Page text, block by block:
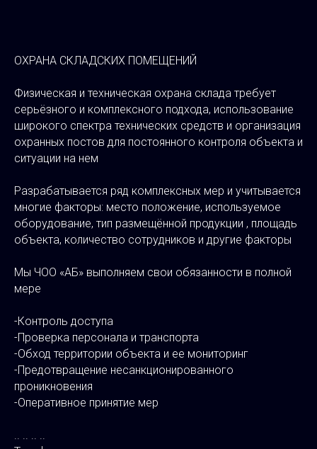
ОХРАНА СКЛАДСКИХ ПОМЕЩЕНИЙ
Физическая и техническая охрана склада требует
серьёзного и комплексного подхода, использование
широкого спектра технических средств и организация
охранных постов для постоянного контроля объекта и
ситуации на нем
Разрабатывается ряд комплексных мер и учитывается
многие факторы: место положение, используемое
оборудование, тип размещённой продукции , площадь
объекта, количество сотрудников и другие факторы
Мы ЧОО «АБ» выполняем свои обязанности в полной
мере
-Контроль доступа
-Проверка персонала и транспорта
-Обход территории объекта и ее мониторинг
-Предотвращение несанкционированного
проникновения
-Оперативное принятие мер
.. .. .. ..